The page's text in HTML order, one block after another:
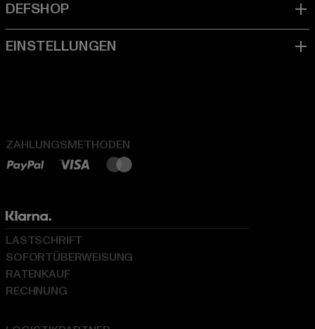
ZAHLUNGSMETHODEN
LASTSCHRIFT
SOFORTÜBERWEISUNG
RATENKAUF
RECHNUNG